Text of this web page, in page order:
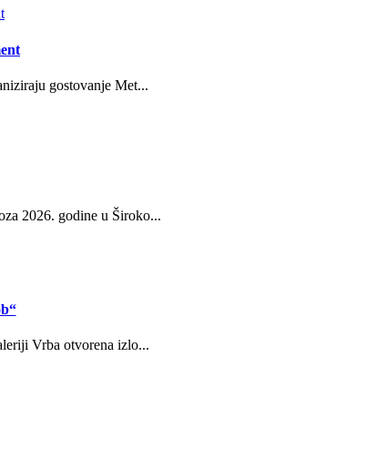
gostovanje Met...
2026. godine u Široko...
Vrba otvorena izlo...